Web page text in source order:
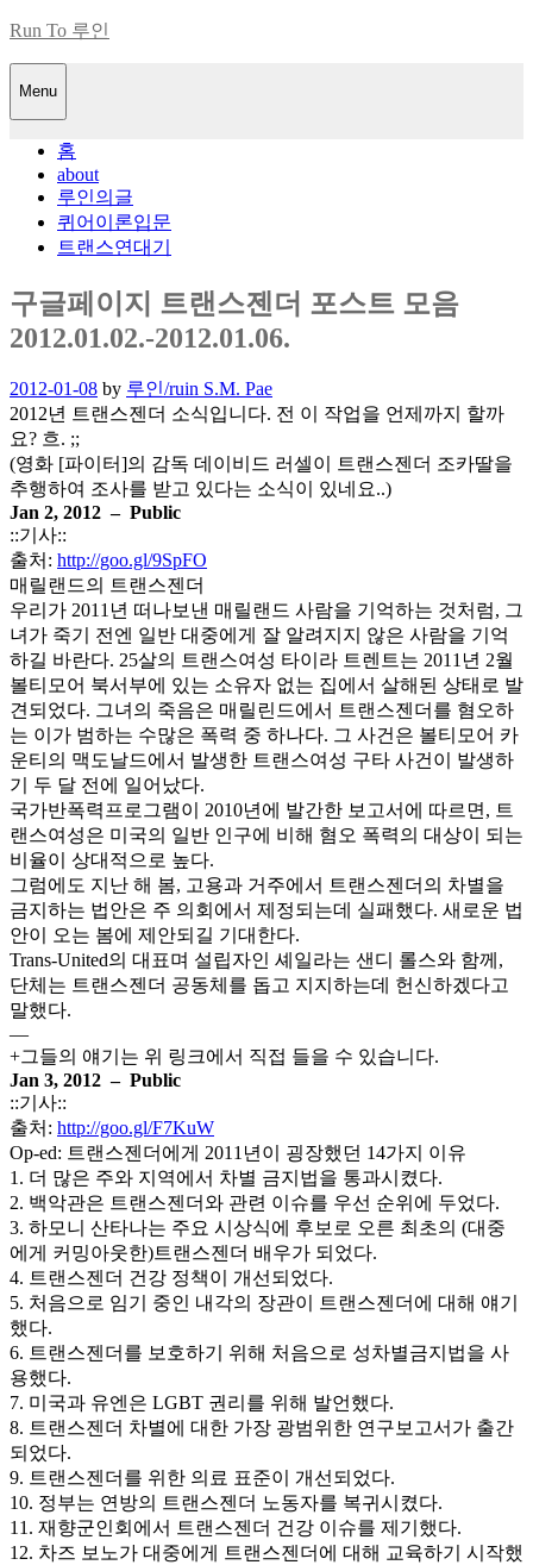
Skip
content
Run To 루인
Menu
홈
about
루인의글
퀴어이론입문
트랜스연대기
구글페이지 트랜스젠더 포스트 모음
2012.01.02.-2012.01.06.
Posted
on
2012-01-08 by 루인/ruin S.M. Pae
2012년 트랜스젠더 소식입니다. 전 이 작업을 언제까지 할까
요? 흐. ;;
(영화 [파이터]의 감독 데이비드 러셀이 트랜스젠더 조카딸을
추행하여 조사를 받고 있다는 소식이 있네요..)
Jan 2, 2012 – Public
::기사::
출처: http://goo.gl/9SpFO
매릴랜드의 트랜스젠더
우리가 2011년 떠나보낸 매릴랜드 사람을 기억하는 것처럼, 그
녀가 죽기 전엔 일반 대중에게 잘 알려지지 않은 사람을 기억
하길 바란다. 25살의 트랜스여성 타이라 트렌트는 2011년 2월
볼티모어 북서부에 있는 소유자 없는 집에서 살해된 상태로 발
견되었다. 그녀의 죽음은 매릴린드에서 트랜스젠더를 혐오하
는 이가 범하는 수많은 폭력 중 하나다. 그 사건은 볼티모어 카
운티의 맥도날드에서 발생한 트랜스여성 구타 사건이 발생하
기 두 달 전에 일어났다.
국가반폭력프로그램이 2010년에 발간한 보고서에 따르면, 트
랜스여성은 미국의 일반 인구에 비해 혐오 폭력의 대상이 되는
비율이 상대적으로 높다.
그럼에도 지난 해 봄, 고용과 거주에서 트랜스젠더의 차별을
금지하는 법안은 주 의회에서 제정되는데 실패했다. 새로운 법
안이 오는 봄에 제안되길 기대한다.
Trans-United의 대표며 설립자인 셰일라는 샌디 롤스와 함께,
단체는 트랜스젠더 공동체를 돕고 지지하는데 헌신하겠다고
말했다.
—
+그들의 얘기는 위 링크에서 직접 들을 수 있습니다.
Jan 3, 2012 – Public
::기사::
출처: http://goo.gl/F7KuW
Op-ed: 트랜스젠더에게 2011년이 굉장했던 14가지 이유
1. 더 많은 주와 지역에서 차별 금지법을 통과시켰다.
2. 백악관은 트랜스젠더와 관련 이슈를 우선 순위에 두었다.
3. 하모니 산타나는 주요 시상식에 후보로 오른 최초의 (대중
에게 커밍아웃한)트랜스젠더 배우가 되었다.
4. 트랜스젠더 건강 정책이 개선되었다.
5. 처음으로 임기 중인 내각의 장관이 트랜스젠더에 대해 얘기
했다.
6. 트랜스젠더를 보호하기 위해 처음으로 성차별금지법을 사
용했다.
7. 미국과 유엔은 LGBT 권리를 위해 발언했다.
8. 트랜스젠더 차별에 대한 가장 광범위한 연구보고서가 출간
되었다.
9. 트랜스젠더를 위한 의료 표준이 개선되었다.
10. 정부는 연방의 트랜스젠더 노동자를 복귀시켰다.
11. 재향군인회에서 트랜스젠더 건강 이슈를 제기했다.
12. 차즈 보노가 대중에게 트랜스젠더에 대해 교육하기 시작했